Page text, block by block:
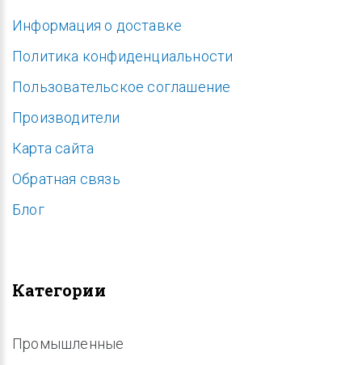
Информация о доставке
Политика конфиденциальности
Пользовательское соглашение
Производители
Карта сайта
Обратная связь
Блог
Категории
Промышленные